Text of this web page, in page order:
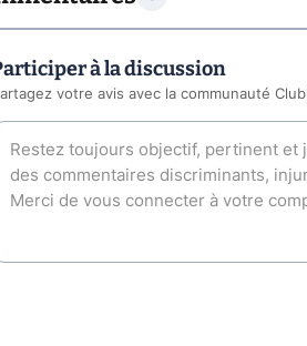
à la discussion
votre avis avec la communauté